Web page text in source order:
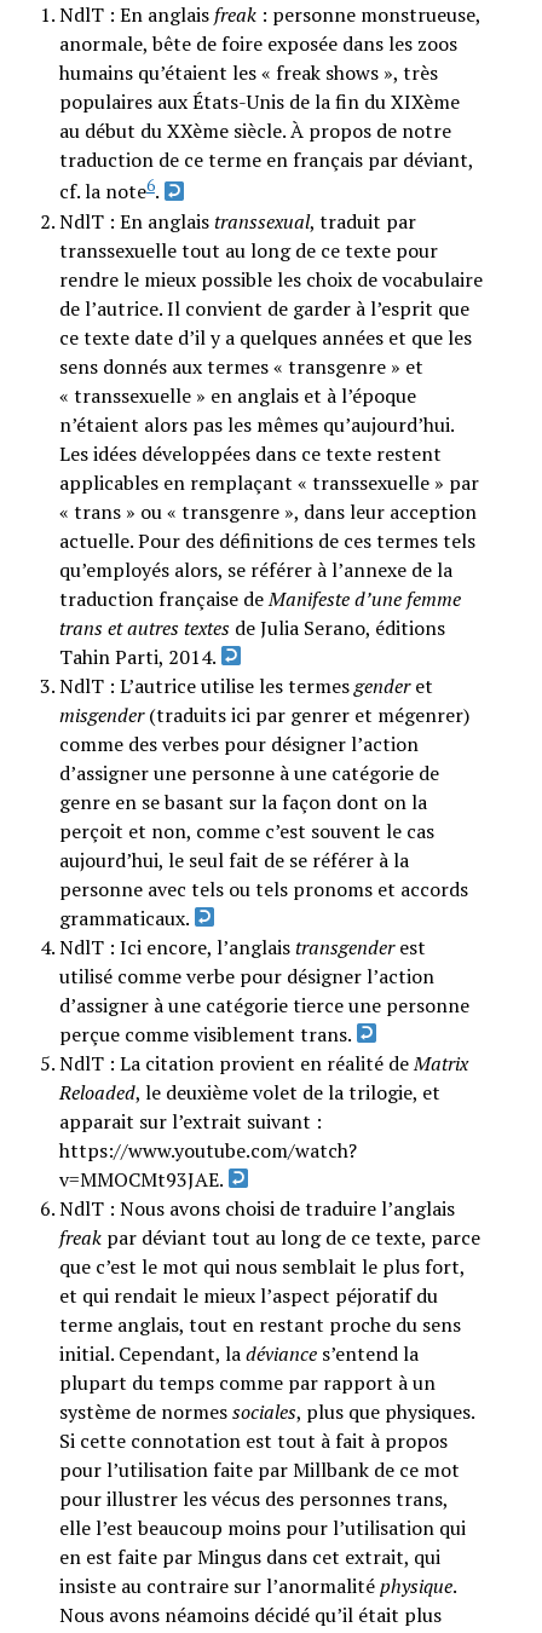
NdlT : En anglais freak: personne monstrueuse,
anormale, bête de foire exposée dans les zoos
humains qu’étaient les « freak shows », très
populaires aux États-Unis de la fin du XIXème
au début du XXème siècle. À propos de notre
traduction de ce terme en français par déviant,
cf. la note6.
NdlT : En anglaistranssexual, traduit par
transsexuelle tout au long de ce texte pour
rendre le mieux possible les choix de vocabulaire
de l’autrice. Il convient de garder à l’esprit que
ce texte date d’il y a quelques années et que les
sens donnés aux termes « transgenre » et
« transsexuelle » en anglais et à l’époque
n’étaient alors pas les mêmes qu’aujourd’hui.
Les idées développées dans ce texte restent
applicables en remplaçant « transsexuelle » par
« trans » ou « transgenre », dans leur acception
actuelle. Pour des définitions de ces termes tels
qu’employés alors, se référer à l’annexe de la
traduction française deManifeste d’une femme
trans et autres textesde Julia Serano, éditions
Tahin Parti, 2014.
NdlT : L’autrice utilise les termesgenderet
misgender(traduits ici par genrer et mégenrer)
comme des verbes pour désigner l’action
d’assigner une personne à une catégorie de
genre en se basant sur la façon dont on la
perçoit et non, comme c’est souvent le cas
aujourd’hui, le seul fait de se référer à la
personne avec tels ou tels pronoms et accords
grammaticaux.
NdlT : Ici encore, l’anglaistransgenderest
utilisé comme verbe pour désigner l’action
d’assigner à une catégorie tierce une personne
perçue comme visiblement trans.
NdlT : La citation provient en réalité deMatrix
Reloaded, le deuxième volet de la trilogie, et
apparait sur l’extrait suivant :
https://www.youtube.com/watch?
v=MMOCMt93JAE.
NdlT : Nous avons choisi de traduire l’anglais
freakpar déviant tout au long de ce texte, parce
que c’est le mot qui nous semblait le plus fort,
et qui rendait le mieux l’aspect péjoratif du
terme anglais, tout en restant proche du sens
initial. Cependant, ladéviances’entend la
plupart du temps comme par rapport à un
système de normessociales, plus que physiques.
Si cette connotation est tout à fait à propos
pour l’utilisation faite par Millbank de ce mot
pour illustrer les vécus des personnes trans,
elle l’est beaucoup moins pour l’utilisation qui
en est faite par Mingus dans cet extrait, qui
insiste au contraire sur l’anormalitéphysique.
Nous avons néamoins décidé qu’il était plus